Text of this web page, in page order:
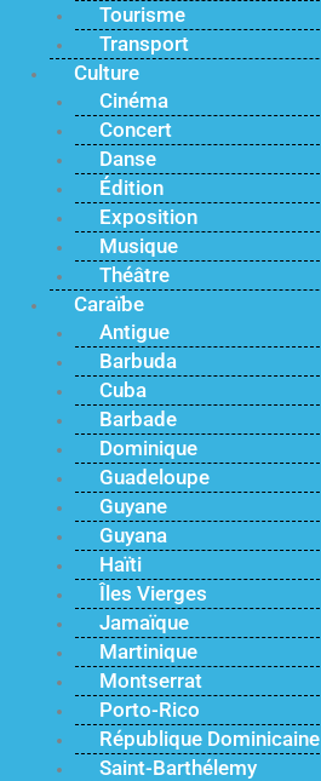
Tourisme
Transport
Culture
Cinéma
Concert
Danse
Édition
Exposition
Musique
Théâtre
Caraïbe
Antigue
Barbuda
Cuba
Barbade
Dominique
Guadeloupe
Guyane
Guyana
Haïti
Îles Vierges
Jamaïque
Martinique
Montserrat
Porto-Rico
République Dominicaine
Saint-Barthélemy